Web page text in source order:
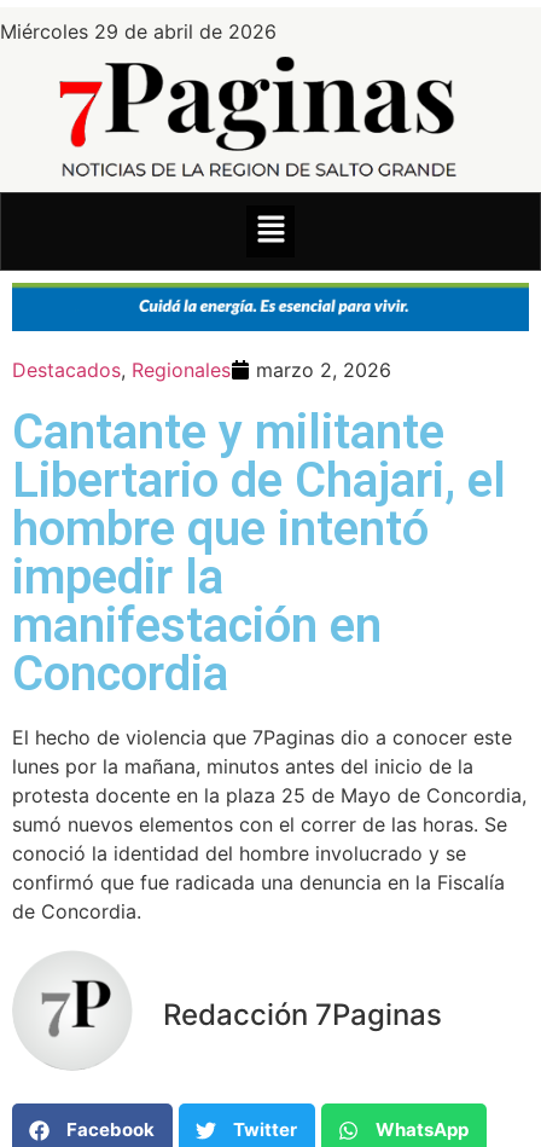
Miércoles 29 de abril de 2026
Destacados, Regionales marzo 2, 2026
Cantante y militante
Libertario de Chajari, el
hombre que intentó
impedir la
manifestación en
Concordia
El hecho de violencia que 7Paginas dio a conocer este
lunes por la mañana, minutos antes del inicio de la
protesta docente en la plaza 25 de Mayo de Concordia,
sumó nuevos elementos con el correr de las horas. Se
conoció la identidad del hombre involucrado y se
confirmó que fue radicada una denuncia en la Fiscalía
de Concordia.
Redacción 7Paginas
Facebook Twitter WhatsApp